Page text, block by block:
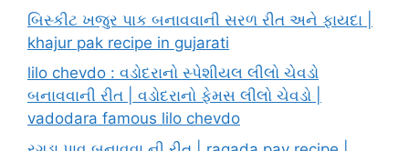
બિસ્કીટ ખજુર પાક બનાવવાની સરળ રીત અને ફાયદા |
khajur pak recipe in gujarati
lilo chevdo : વડોદરાનો સ્પેશીયલ લીલો ચેવડો
બનાવવાની રીત | વડોદરાનો ફેમસ લીલો ચેવડો |
vadodara famous lilo chevdo